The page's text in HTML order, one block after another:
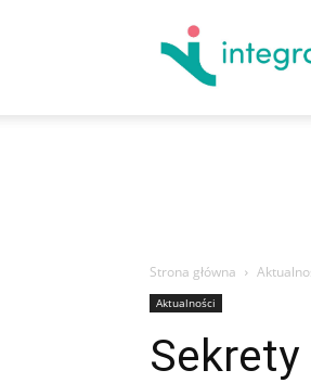
HANDLOWE
GDAŃSK
SKLEPY
Strona główna
Aktualności